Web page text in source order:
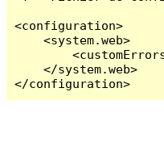
<configuration>
    <system.web>
    </system.web>
</configuration>